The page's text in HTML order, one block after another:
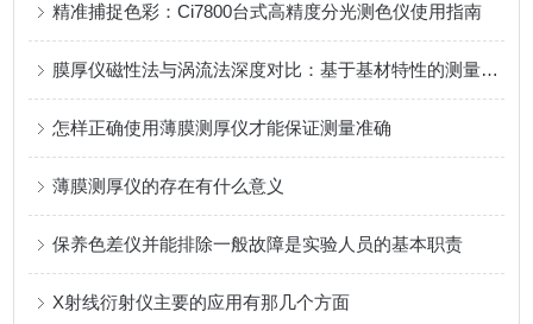
精准捕捉色彩：Ci7800台式高精度分光测色仪使用指南
膜厚仪磁性法与涡流法深度对比：基于基材特性的测量模式优选指南
怎样正确使用薄膜测厚仪才能保证测量准确
薄膜测厚仪的存在有什么意义
保养色差仪并能排除一般故障是实验人员的基本职责
X射线衍射仪主要的应用有那几个方面